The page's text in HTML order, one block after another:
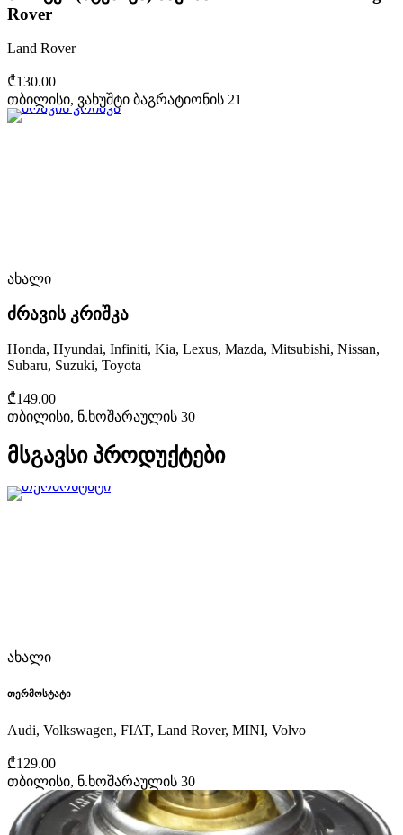
Rover
Land Rover
₾130.00
თბილისი, ვახუშტი ბაგრატიონის 21
ახალი
ძრავის კრიშკა
Honda, Hyundai, Infiniti, Kia, Lexus, Mazda, Mitsubishi, Nissan,
Subaru, Suzuki, Toyota
₾149.00
თბილისი, ნ.ხოშარაულის 30
მსგავსი პროდუქტები
ახალი
თერმოსტატი
Audi, Volkswagen, FIAT, Land Rover, MINI, Volvo
₾129.00
თბილისი, ნ.ხოშარაულის 30